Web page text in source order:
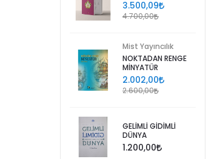
3.500,09
4.700,00
Mist Yayıncılık
NOKTADAN RENGE
MİNYATÜR
2.002,00
2.600,00
GELİMLİ GİDİMLİ
DÜNYA
1.200,00